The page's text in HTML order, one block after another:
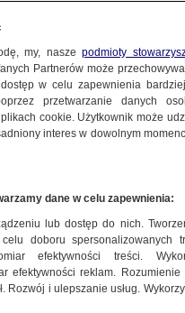
my, naszepodmioty
Partnerów może
w celu zapewnienia
przetwarzanie danych
cookie. Użytkownik może
interes w dowolnym
dane w celu zapewnienia:
lub dostęp do nich.
doboru spersonalizowanych
efektywności treści.
efektywności reklam.
Rozwój i ulepszanie usług.